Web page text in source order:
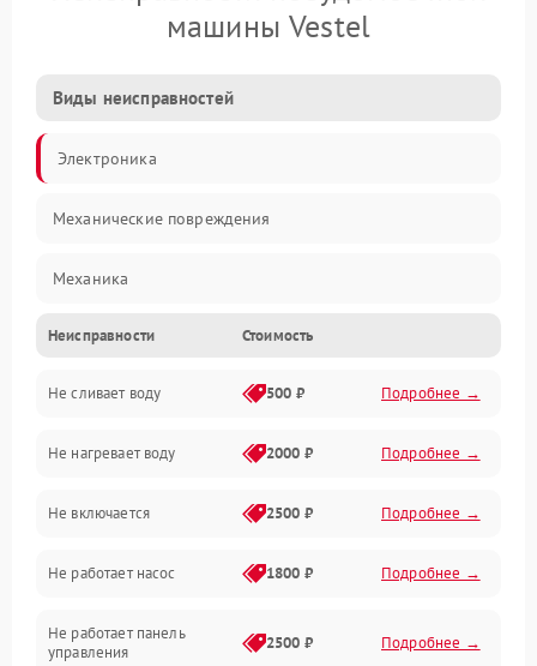
машины Vestel
Виды неисправностей
Электроника
Механические повреждения
Механика
Управление
Электропитание
Датчики
Нагрев
Вода
Гигиена
Неисправности Стоимость
Не сливает воду 500 ₽ Подробнее →
Не нагревает воду 2000 ₽ Подробнее →
Не включается 2500 ₽ Подробнее →
Не работает насос 1800 ₽ Подробнее →
Не работает панель
управления
2500 ₽ Подробнее →